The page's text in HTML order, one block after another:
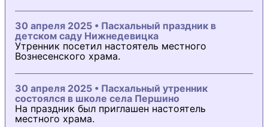
30 апреля 2025 • Пасхальный праздник в
детском саду Нижнедевицка
Утренник посетил настоятель местного
Вознесенского храма.
30 апреля 2025 • Пасхальный утренник
состоялся в школе села Першино
На праздник был приглашен настоятель
местного храма.